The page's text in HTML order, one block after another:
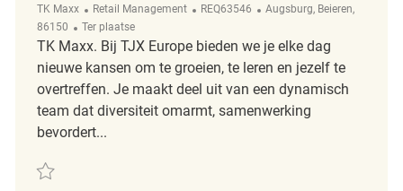
TK Maxx Categorie
Retail Management ReqId
REQ63546 Plaats
Augsburg, Beieren,
86150
Afgelegen
Ter plaatse
TK Maxx. Bij TJX Europe bieden we je elke dag
nieuwe kansen om te groeien, te leren en jezelf te
overtreffen. Je maakt deel uit van een dynamisch
team dat diversiteit omarmt, samenwerking
bevordert...
Redden Teamleiter Verkauf (m/w/d) REQ63546